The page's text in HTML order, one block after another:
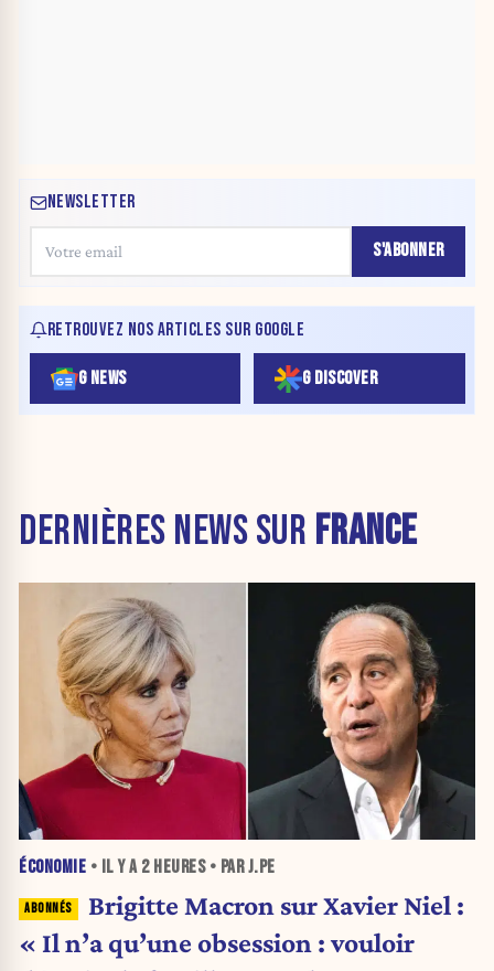
NEWSLETTER
S'ABONNER
RETROUVEZ NOS ARTICLES SUR GOOGLE
G NEWS G DISCOVER
DERNIÈRES NEWS SUR FRANCE
ÉCONOMIE • IL Y A 2 HEURES• PAR J.PE
Brigitte Macron sur Xavier Niel :
« Il n’a qu’une obsession : vouloir